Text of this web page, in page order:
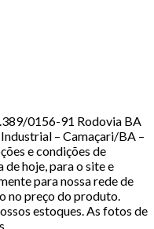
0156-91 Rodovia BA
– Camaçari/BA –
e condições de
hoje, para o site e
para nossa rede de
no preço do produto.
estoques. As fotos de